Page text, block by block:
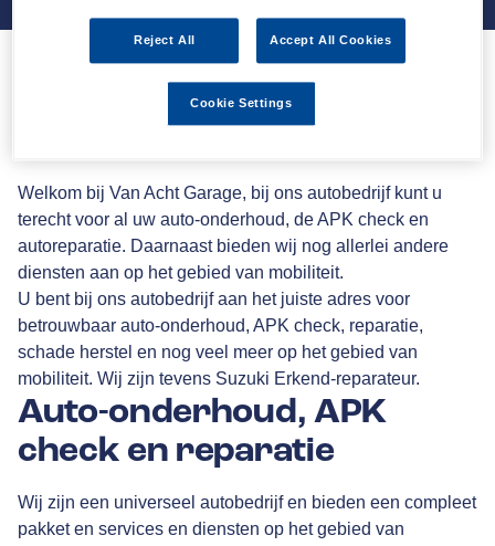
Autovakmeester
universeel autobedrijf
Welkom bij Van Acht Garage, bij ons autobedrijf kunt u
terecht voor al uw auto-onderhoud, de APK check en
autoreparatie. Daarnaast bieden wij nog allerlei andere
diensten aan op het gebied van mobiliteit.
U bent bij ons autobedrijf aan het juiste adres voor
betrouwbaar auto-onderhoud, APK check, reparatie,
schade herstel en nog veel meer op het gebied van
mobiliteit. Wij zijn tevens Suzuki Erkend-reparateur.
Auto-onderhoud, APK
check en reparatie
Wij zijn een universeel autobedrijf en bieden een compleet
pakket en services en diensten op het gebied van
Reject All Accept All Cookies
Cookie Settings